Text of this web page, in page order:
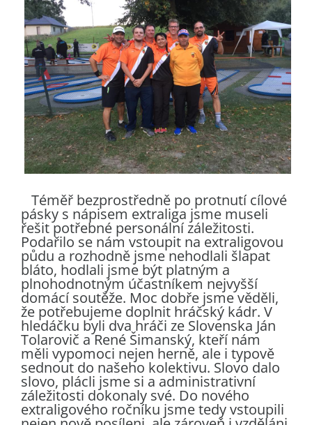
Téměř bezprostředně po protnutí cílové
pásky s nápisem extraliga jsme museli
řešit potřebné personální záležitosti.
Podařilo se nám vstoupit na extraligovou
půdu a rozhodně jsme nehodlali šlapat
bláto, hodlali jsme být platným a
plnohodnotným účastníkem nejvyšší
domácí soutěže. Moc dobře jsme věděli,
že potřebujeme doplnit hráčský kádr. V
hledáčku byli dva hráči ze Slovenska Ján
Tolarovič a René Šimanský, kteří nám
měli vypomoci nejen herně, ale i typově
sednout do našeho kolektivu. Slovo dalo
slovo, plácli jsme si a administrativní
záležitosti dokonaly své. Do nového
extraligového ročníku jsme tedy vstoupili